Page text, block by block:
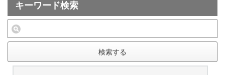
キーワード検索
検索する